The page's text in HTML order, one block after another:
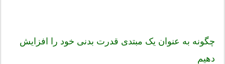
چگونه به عنوان یک مبتدی قدرت بدنی خود را افزایش
دهیم